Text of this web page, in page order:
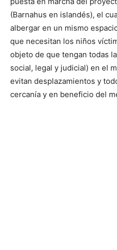
(Barnahus en islandés), el
albergar en un mismo
que necesitan los niños
objeto de que tengan todas
social, legal y judicial) en el
evitan desplazamientos y
cercanía y en beneficio del